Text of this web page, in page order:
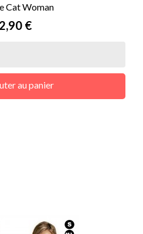
Cat Woman
€
au panier